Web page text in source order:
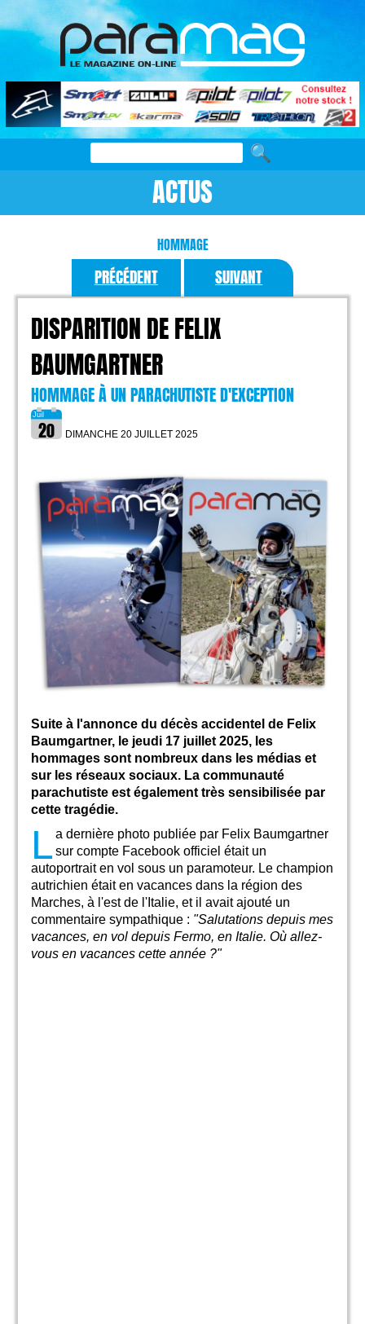
ACTUS
HOMMAGE
PRÉCÉDENT SUIVANT
DISPARITION DE FELIX
BAUMGARTNER
HOMMAGE À UN PARACHUTISTE D'EXCEPTION
DIMANCHE 20 JUILLET 2025
Suite à l'annonce du décès accidentel de Felix
Baumgartner, le jeudi 17 juillet 2025, les
hommages sont nombreux dans les médias et
sur les réseaux sociaux. La communauté
parachutiste est également très sensibilisée par
cette tragédie.
La dernière photo publiée par Felix Baumgartner
sur compte Facebook officiel était un
autoportrait en vol sous un paramoteur. Le champion
autrichien était en vacances dans la région des
Marches, à l'est de l'Italie, et il avait ajouté un
commentaire sympathique : "Salutations depuis mes
vacances, en vol depuis Fermo, en Italie. Où allez-
vous en vacances cette année ?"